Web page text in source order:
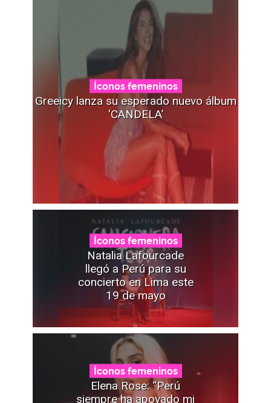
Íconos femeninos
Greeicy lanza su esperado nuevo álbum
‘CANDELA’
Íconos femeninos
Natalia Lafourcade
llegó a Perú para su
concierto en Lima este
19 de mayo
Íconos femeninos
Elena Rose: “Perú
siempre ha apoyado mi